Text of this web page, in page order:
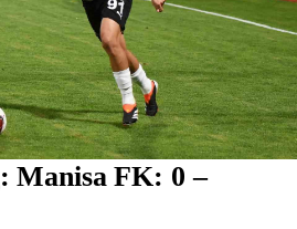
Manisa FK: 0 –